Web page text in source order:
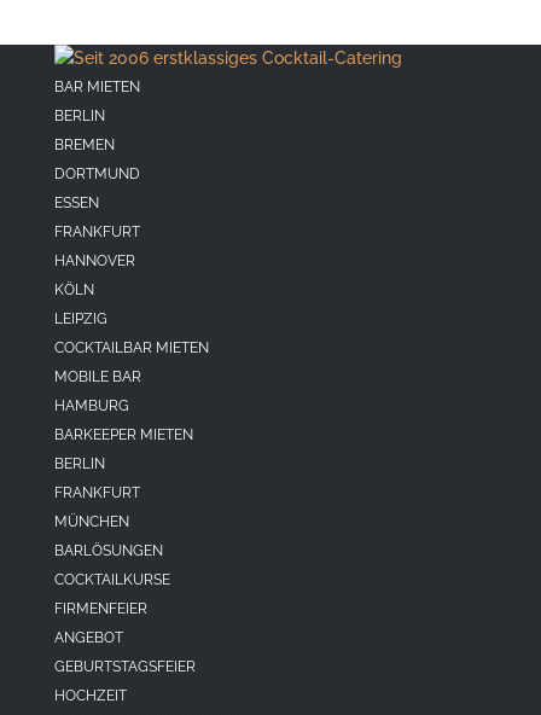
BAR MIETEN
BERLIN
BREMEN
DORTMUND
ESSEN
FRANKFURT
HANNOVER
KÖLN
LEIPZIG
COCKTAILBAR MIETEN
MOBILE BAR
HAMBURG
BARKEEPER MIETEN
BERLIN
FRANKFURT
MÜNCHEN
BARLÖSUNGEN
COCKTAILKURSE
FIRMENFEIER
ANGEBOT
GEBURTSTAGSFEIER
HOCHZEIT